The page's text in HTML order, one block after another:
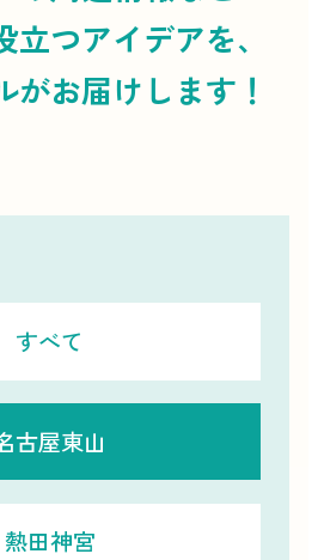
立つアイデアを、
がお届けします！
すべて
古屋東山
熱田神宮